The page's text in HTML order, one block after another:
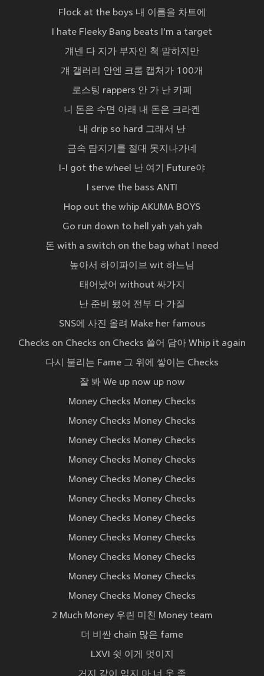
Flock at the boys 내 이름을 차트에
I hate Fleeky Bang beats I'm a target
걔넨 다 지가 부자인 척 말하지만
걔 갤러리 안엔 크롬 캡처가 100개
로스팅 rappers 안 가 난 카페
니 돈은 수면 아래 내 돈은 크라켄
내 drip so hard 그래서 난
금속 탐지기를 절대 못지나가네
I-I got the wheel 난 여기 Future야
I serve the bass ANTI
Hop out the whip AKUMA BOYS
Go run down to hell yah yah yah
돈 with a switch on the bag what I need
높아서 하이파이브 wit 하느님
태어났어 without 싸가지
난 준비 됐어 전부 다 가질
SNS에 사진 올려 Make her famous
Checks on Checks on Checks 쓸어 담아 Whip it again
다시 불리는 Fame 그 위에 쌓이는 Checks
잘 봐 We up now up now
Money Checks Money Checks
Money Checks Money Checks
Money Checks Money Checks
Money Checks Money Checks
Money Checks Money Checks
Money Checks Money Checks
Money Checks Money Checks
Money Checks Money Checks
Money Checks Money Checks
Money Checks Money Checks
Money Checks Money Checks
2 Much Money 우린 미친 Money team
더 비싼 chain 많은 fame
LXVI 쉿 이게 멋이지